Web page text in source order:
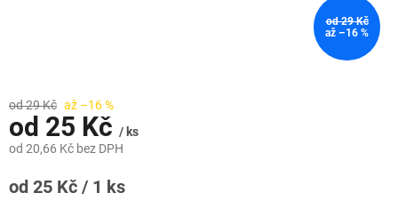
od 29 Kč
až –16 %
od 29 Kč až –16 %
od 25 Kč / ks
od 20,66 Kč bez DPH
Měrná
od 25 Kč / 1 ks